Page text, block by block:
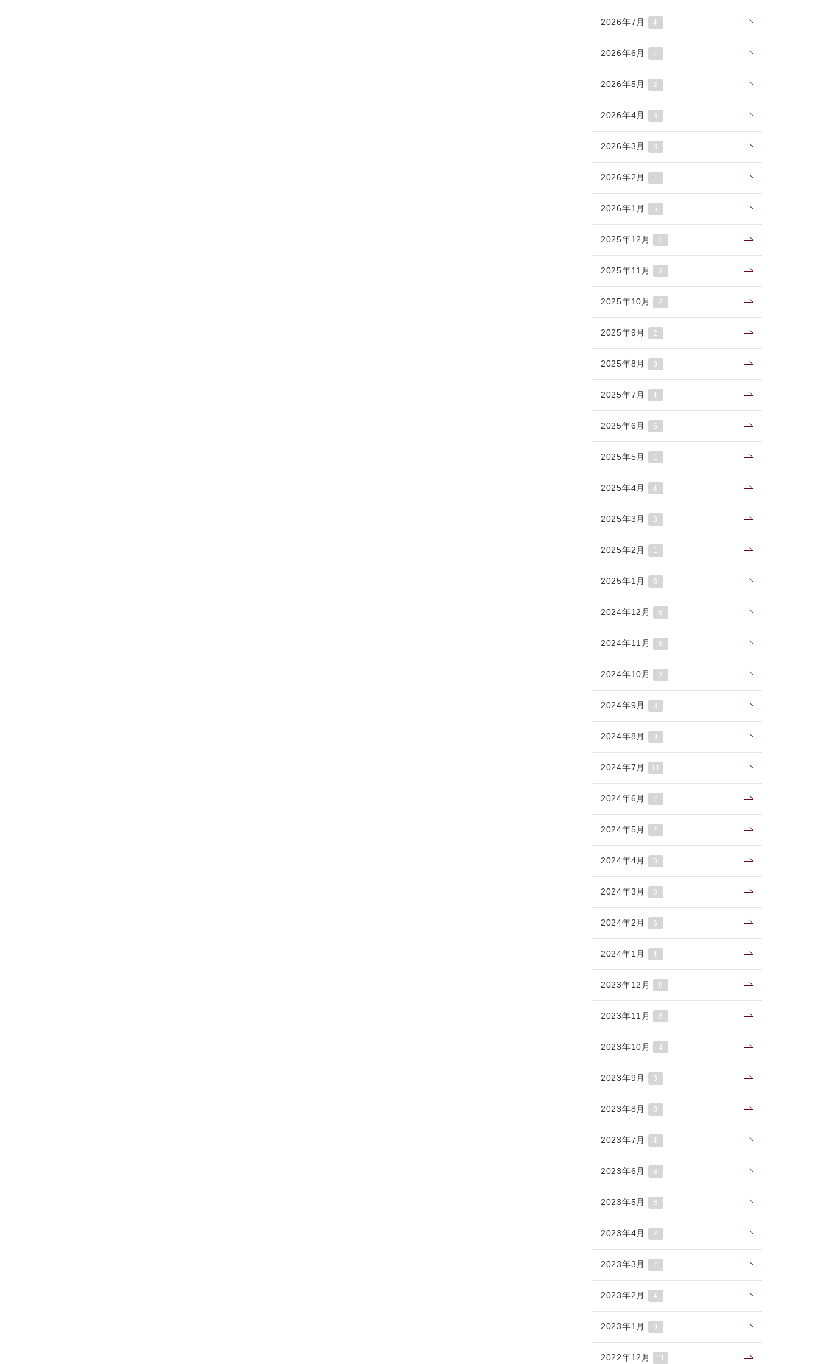
2026年7月 4
2026年6月 7
2026年5月 2
2026年4月 3
2026年3月 3
2026年2月 1
2026年1月 5
2025年12月 5
2025年11月 2
2025年10月 2
2025年9月 2
2025年8月 3
2025年7月 4
2025年6月 6
2025年5月 1
2025年4月 4
2025年3月 3
2025年2月 1
2025年1月 6
2024年12月 8
2024年11月 8
2024年10月 3
2024年9月 3
2024年8月 9
2024年7月 11
2024年6月 7
2024年5月 2
2024年4月 5
2024年3月 6
2024年2月 6
2024年1月 4
2023年12月 8
2023年11月 6
2023年10月 4
2023年9月 3
2023年8月 8
2023年7月 4
2023年6月 8
2023年5月 6
2023年4月 2
2023年3月 7
2023年2月 4
2023年1月 9
2022年12月 11